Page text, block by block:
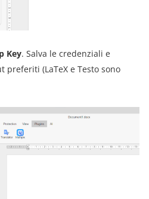
Key. Salva le credenziali e
(LaTeX e Testo sono